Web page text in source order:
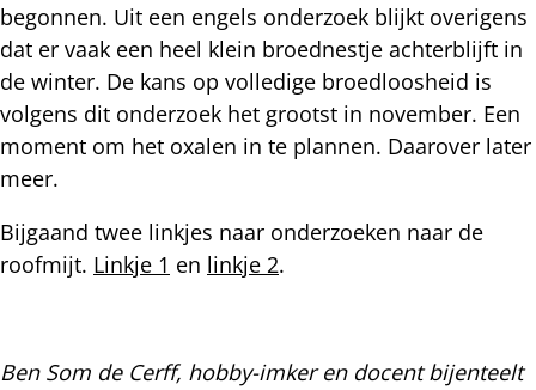
begonnen. Uit een engels onderzoek blijkt overigens
dat er vaak een heel klein broednestje achterblijft in
de winter. De kans op volledige broedloosheid is
volgens dit onderzoek het grootst in november. Een
moment om het oxalen in te plannen. Daarover later
meer.
Bijgaand twee linkjes naar onderzoeken naar de
roofmijt. Linkje 1 en linkje 2.
Ben Som de Cerff, hobby-imker en docent bijenteelt